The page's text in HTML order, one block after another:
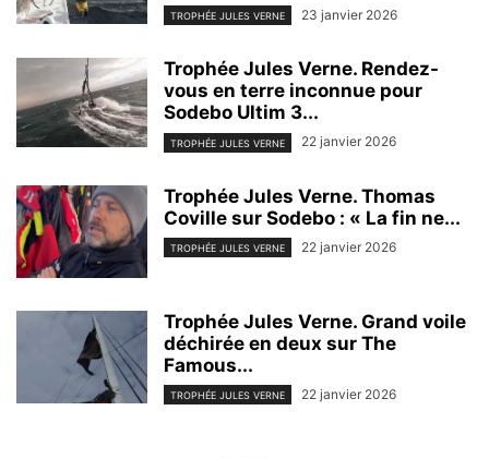
TROPHÉE JULES VERNE 23 janvier 2026
Trophée Jules Verne. Rendez-
vous en terre inconnue pour
Sodebo Ultim 3...
TROPHÉE JULES VERNE 22 janvier 2026
Trophée Jules Verne. Thomas
Coville sur Sodebo : « La fin ne...
TROPHÉE JULES VERNE 22 janvier 2026
Trophée Jules Verne. Grand voile
déchirée en deux sur The
Famous...
TROPHÉE JULES VERNE 22 janvier 2026